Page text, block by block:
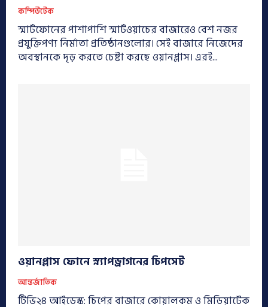
কম্পিউটেক
স্মার্টফোনের পাশাপাশি স্মার্টওয়াচের বাজারেও বেশ নজর
প্রযুক্তিপণ্য নির্মাতা প্রতিষ্ঠানগুলোর। সেই বাজারে নিজেদের
অবস্থানকে দৃড় করতে চেষ্টা করছে ওয়ানপ্লাস। এরই...
ওয়ানপ্লাস ফোনে স্ন্যাপড্রাগনের চিপসেট
আন্তর্জাতিক
টিভি২৪ আইডেস্ক: চিপের বাজারে কোয়ালকম ও মিডিয়াটেক